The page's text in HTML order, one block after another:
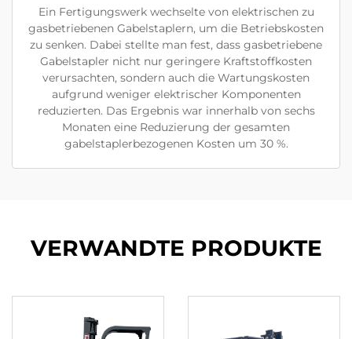
Ein Fertigungswerk wechselte von elektrischen zu
gasbetriebenen Gabelstaplern, um die Betriebskosten
zu senken. Dabei stellte man fest, dass gasbetriebene
Gabelstapler nicht nur geringere Kraftstoffkosten
verursachten, sondern auch die Wartungskosten
aufgrund weniger elektrischer Komponenten
reduzierten. Das Ergebnis war innerhalb von sechs
Monaten eine Reduzierung der gesamten
gabelstaplerbezogenen Kosten um 30 %.
VERWANDTE PRODUKTE